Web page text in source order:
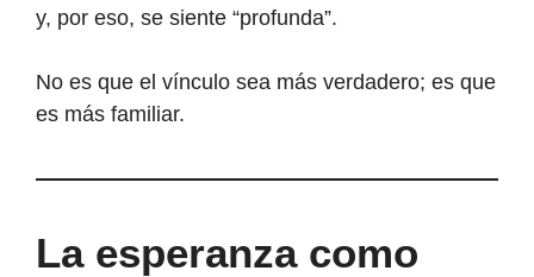
y, por eso, se siente “profunda”.
No es que el vínculo sea más verdadero; es que
es más familiar.
La esperanza como